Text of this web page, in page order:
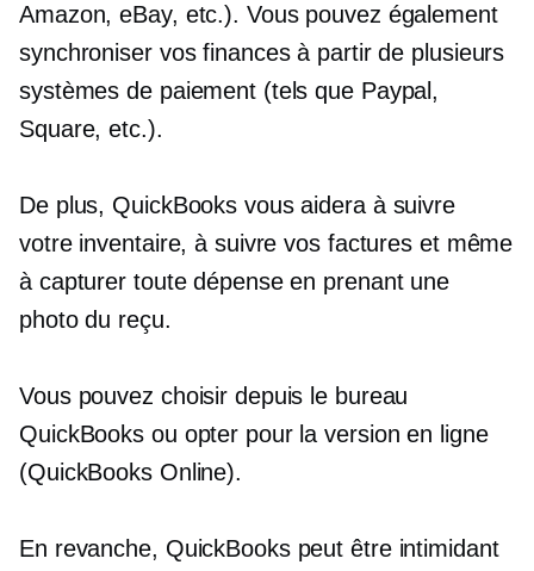
Amazon, eBay, etc.). Vous pouvez également
synchroniser vos finances à partir de plusieurs
systèmes de paiement (tels que Paypal,
Square, etc.).
De plus, QuickBooks vous aidera à suivre
votre inventaire, à suivre vos factures et même
à capturer toute dépense en prenant une
photo du reçu.
Vous pouvez choisir depuis le bureau
QuickBooks ou opter pour la version en ligne
(QuickBooks Online).
En revanche, QuickBooks peut être intimidant